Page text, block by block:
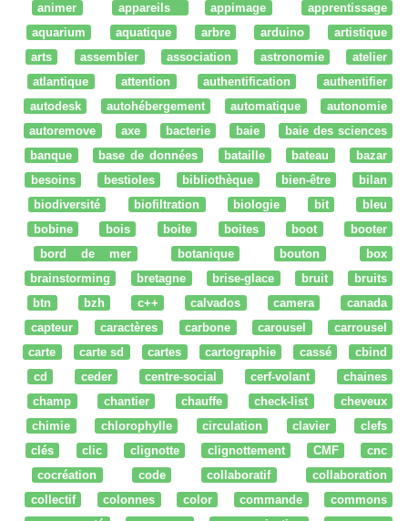
animer
appareils appimage
apprentissage
aquarium
aquatique arbre arduino
artistique
arts
assembler association astronomie
atelier
atlantique
attention authentification
authentifier
autodesk
autohébergement automatique
autonomie
autoremove
axe bacterie baie
baie des sciences
banque
base de données bataille bateau
bazar
besoins
bestioles bibliothèque bien-être
bilan
biodiversité
biofiltration biologie bit
bleu
bobine
bois boite boites boot
booter
bord de mer
botanique bouton
box
brainstorming
bretagne brise-glace bruit
bruits
btn
bzh c++ calvados camera
canada
capteur
caractères carbone carousel
carrousel
carte
carte sd cartes cartographie cassé
cbind
cd
ceder centre-social cerf-volant
chaines
champ
chantier chauffe check-list
cheveux
chimie
chlorophylle circulation clavier
clefs
clés
clic clignotte clignottement CMF
cnc
cocréation
code collaboratif
collaboration
collectif
colonnes color commande
commons